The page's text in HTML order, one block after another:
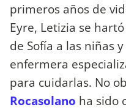
primeros años de
Eyre, Letizia se
de Sofía a las niñas
enfermera
para cuidarlas. No
Rocasolano ha sido